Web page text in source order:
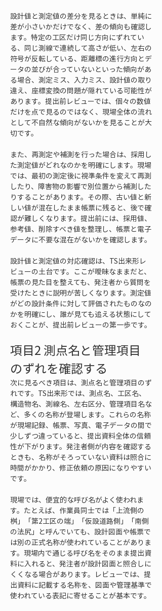
設計値と測定値の差分を見るときは、単純に
差が小さいかだけでなく、差の傾向も確認し
ます。特定の工区だけ同じ方向にずれてい
る、同じ測線で連続して高さが低い、左右の
符号が反転している、距離標の進行方向とデ
ータの並びが合っていないといった傾向があ
る場合、測定ミス、入力ミス、設計値の取り
違え、座標変換の問題が隠れている可能性が
あります。提出前レビューでは、個々の数値
だけを点で見るのではなく、現場全体の流れ
として不自然な傾向がないかを見ることが大
切です。
また、再測定や補測を行った場合は、採用し
た測定値がどれなのかを明確にします。現場
では、最初の測定後に視準条件を変えて再測
したり、障害物の影響で別位置から補測した
りすることがあります。その際、古い値と新
しい値が混在したまま帳票に残ると、後で確
認が難しくなります。提出前には、採用値、
参考値、削除すべき値を整理し、帳票と電子
データに不要な混在がないかを確認します。
設計値と測定値の対応確認は、TS出来形レ
ビューの土台です。ここが曖昧なままだと、
帳票の見た目を整えても、発注者から質問を
受けたときに説明が苦しくなります。測定値
がどの設計条件に対して評価されたものなの
かを明確にし、誰が見ても追える状態にして
おくことが、提出前レビューの第一歩です。
項目2 測点名と管理項目
のずれを確認する
次に見るべき項目は、測点名と管理項目のず
れです。TS出来形では、測点名、工区名、
構造物名、測線名、左右区分、管理項目名な
ど、多くの名称が登場します。これらの名称
が現場記録、帳票、写真、電子データの間で
少しずつ違っていると、提出資料全体の信頼
性が下がります。発注者側が内容を確認する
ときも、名称がそろっていない資料は照合に
時間がかかり、修正依頼の原因になりやすい
です。
現場では、便宜的な呼び名がよく使われま
す。たとえば、作業員同士では「上流側の
桝」「第2工区の端」「仮設道路側」「南側
の法尻」と呼んでいても、設計図面や帳票で
は別の正式名称が使われていることがありま
す。現場内で通じる呼び名をそのまま提出資
料に入れると、発注者が設計図面と照合しに
くくなる場合があります。レビューでは、提
出資料に記載する名称を、図面や管理基準で
使われている表記に寄せることが基本です。